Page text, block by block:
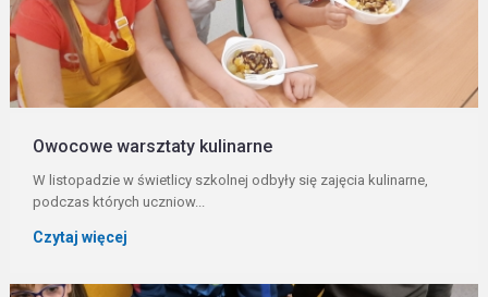
Owocowe warsztaty kulinarne
W listopadzie w świetlicy szkolnej odbyły się zajęcia kulinarne,
podczas których uczniow...
Czytaj więcej